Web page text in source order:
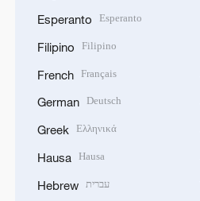
Esperanto Esperanto
Filipino Filipino
French Français
German Deutsch
Greek Ελληνικά
Hausa Hausa
Hebrew עברית